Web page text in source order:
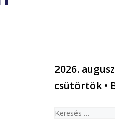
2026.
csütörtök •
Keresés: